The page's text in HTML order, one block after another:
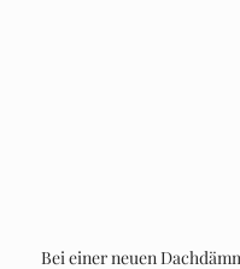
Bei einer neuen